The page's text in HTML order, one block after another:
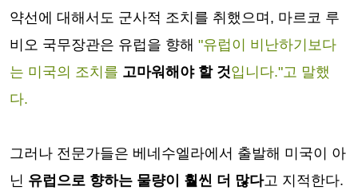
약선에 대해서도 군사적 조치를 취했으며, 마르코 루
비오 국무장관은 유럽을 향해 "유럽이 비난하기보다
는 미국의 조치를 고마워해야 할 것입니다."고 말했
다.
그러나 전문가들은 베네수엘라에서 출발해 미국이 아
닌 유럽으로 향하는 물량이 훨씬 더 많다고 지적한다.